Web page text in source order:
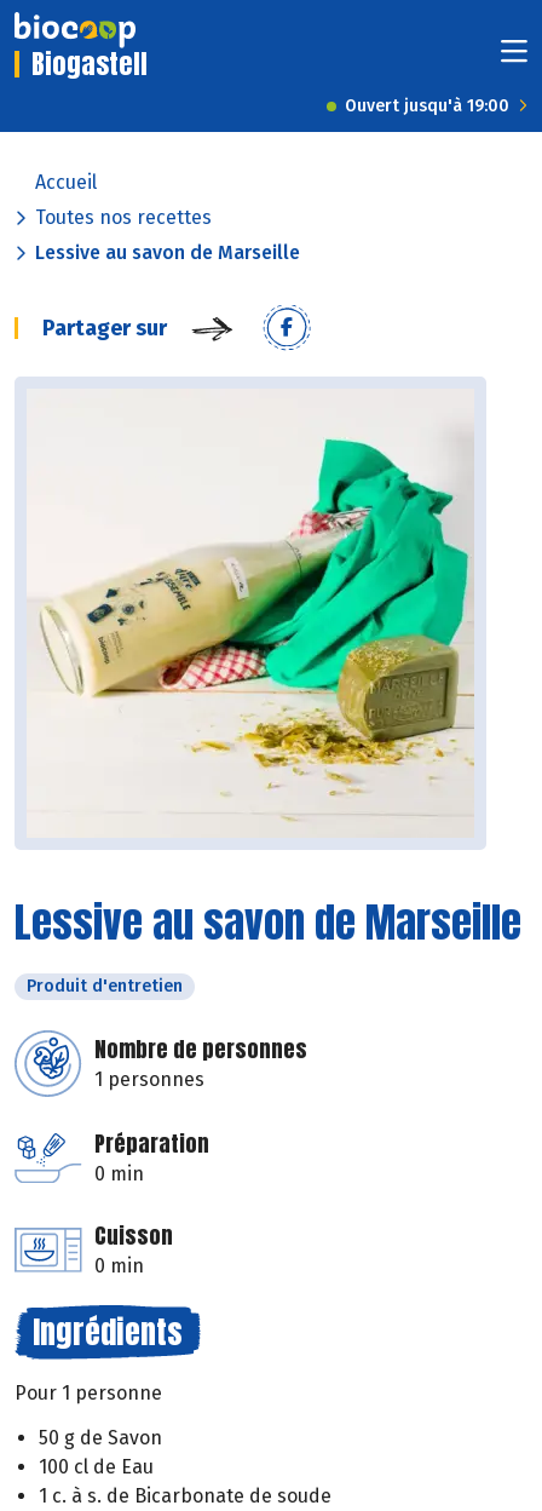
Biogastell
Ouvert jusqu'à 19:00
Accueil
Toutes nos recettes
Lessive au savon de Marseille
Partager sur
Lessive au savon de Marseille
Produit d'entretien
Nombre de personnes
1 personnes
Préparation
0 min
Cuisson
0 min
Ingrédients
Pour 1 personne
50 g de Savon
100 cl de Eau
1 c. à s. de Bicarbonate de soude